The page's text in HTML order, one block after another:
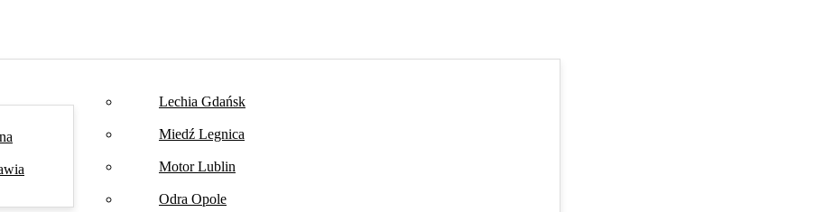
Lechia Gdańsk
Miedź Legnica
Motor Lublin
Odra Opole